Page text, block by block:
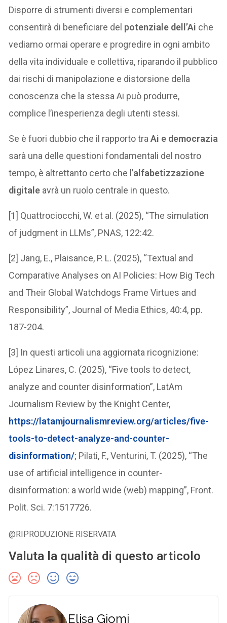
Disporre di strumenti diversi e complementari
consentirà di beneficiare del potenziale dell’Ai che
vediamo ormai operare e progredire in ogni ambito
della vita individuale e collettiva, riparando il pubblico
dai rischi di manipolazione e distorsione della
conoscenza che la stessa Ai può produrre,
complice l’inesperienza degli utenti stessi.
Se è fuori dubbio che il rapporto traAi e democrazia
sarà una delle questioni fondamentali del nostro
tempo, è altrettanto certo che l’alfabetizzazione
digitale avrà un ruolo centrale in questo.
[1] Quattrociocchi, W. et al. (2025), “The simulation
of judgment in LLMs”, PNAS, 122:42.
[2] Jang, E., Plaisance, P. L. (2025), “Textual and
Comparative Analyses on AI Policies: How Big Tech
and Their Global Watchdogs Frame Virtues and
Responsibility”, Journal of Media Ethics, 40:4, pp.
187-204.
[3] In questi articoli una aggiornata ricognizione:
López Linares, C. (2025), “Five tools to detect,
analyze and counter disinformation”, LatAm
Journalism Review by the Knight Center,
https://latamjournalismreview.org/articles/five-
tools-to-detect-analyze-and-counter-
disinformation/; Pilati, F., Venturini, T. (2025), “The
use of artificial intelligence in counter-
disinformation: a world wide (web) mapping”, Front.
Polit. Sci. 7:1517726.
@RIPRODUZIONE RISERVATA
Valuta la qualità di questo articolo
Elisa Giomi